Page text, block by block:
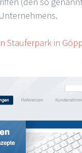
Stauferpark in